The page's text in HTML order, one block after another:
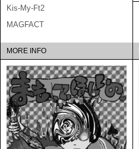
Kis-My-Ft2
MAGFACT
MORE INFO